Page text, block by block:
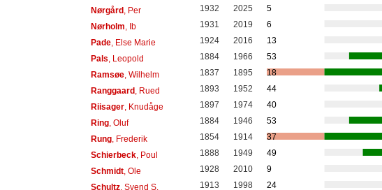
Nørgård, Per 1932 2025
5
Nørholm , Ib 1931 2019
6
Pade, Else Marie 1924 2016
13
Pals , Leopold 1884 1966
53
Ramsøe, Wilhelm 1837 1895
18
Ranggaard, Rued 1893 1952
44
Riisager, Knudåge 1897 1974
40
Ring, Oluf 1884 1946
53
Rung, Frederik 1854 1914
37
Schierbeck, Poul 1888 1949
49
Schmidt, Ole 1928 2010
9
Schultz, Svend S. 1913 1998 24